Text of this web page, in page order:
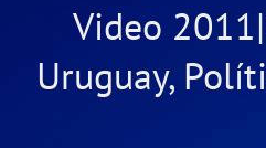
Video
Uruguay,